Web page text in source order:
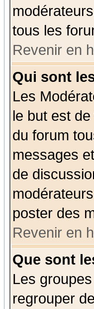
tous les
Revenir en
Qui sont
Les
le but est
du forum
messages
de
poster des
Revenir en
Que sont
Les
regrouper